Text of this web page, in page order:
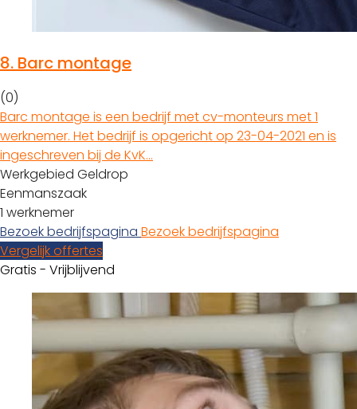
8. Barc montage
(0)
Barc montage is een bedrijf met cv-monteurs met 1
werknemer. Het bedrijf is opgericht op 23-04-2021 en is
ingeschreven bij de KvK…
Werkgebied Geldrop
Eenmanszaak
1 werknemer
Bezoek bedrijfspagina Bezoek bedrijfspagina
Vergelijk offertes
Gratis - Vrijblijvend